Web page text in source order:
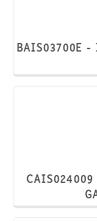
BAIS03700E